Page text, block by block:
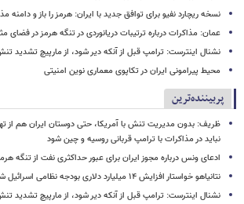
نسخه ریچارد نفیو برای توافق جدید با ایران: هرمز را باز و دامنه
عمان: مذاکرات درباره ترتیبات دریانوردی در تنگه هرمز در فضای
نشنال اینترست: ترامپ قبل از آنکه دیر شود، از مارپیچ تشدید
محیط پیرامونی ایران در تکاپوی معماری نوین امنیتی
پربیننده‌ترین
ظریف: بدون مدیریت تنش با آمریکا، حتی دوستان ایران هم از
نباید در مذاکرات با ترامپ قربانی روسیه و چین شود
ادعای ونس درباره مجوز ایران برای عبور حداکثری نفت از تنگه
نتانیاهو خواستار افزایش ۱۴ میلیارد دلاری بودجه نظامی اسرائیل شد
نشنال اینترست: ترامپ قبل از آنکه دیر شود، از مارپیچ تشدید